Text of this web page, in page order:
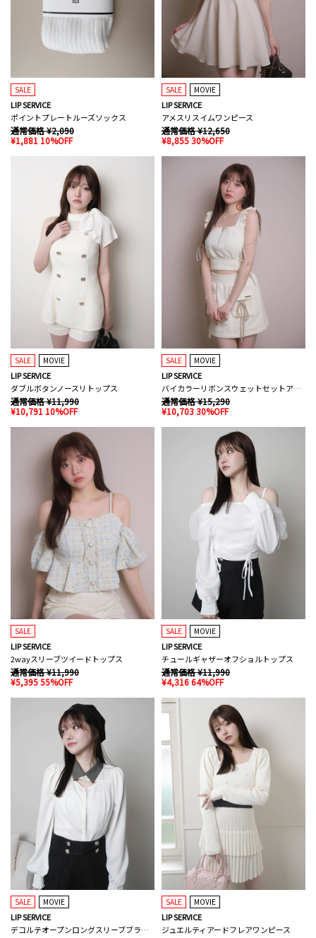
SALE
LIP SERVICE
ポイントプレートルーズソックス
通常価格 ¥2,090
¥1,881 10%OFF
SALE MOVIE
LIP SERVICE
アメスリスイムワンピース
通常価格 ¥12,650
¥8,855 30%OFF
SALE MOVIE
LIP SERVICE
ダブルボタンノースリトップス
通常価格 ¥11,990
¥10,791 10%OFF
SALE MOVIE
LIP SERVICE
バイカラーリボンスウェットセットアップ
通常価格 ¥15,290
¥10,703 30%OFF
SALE
LIP SERVICE
2wayスリーブツイードトップス
通常価格 ¥11,990
¥5,395 55%OFF
SALE MOVIE
LIP SERVICE
チュールギャザーオフショルトップス
通常価格 ¥11,990
¥4,316 64%OFF
SALE MOVIE
LIP SERVICE
デコルテオープンロングスリーブブラウス
SALE MOVIE
LIP SERVICE
ジュエルティアードフレアワンピース